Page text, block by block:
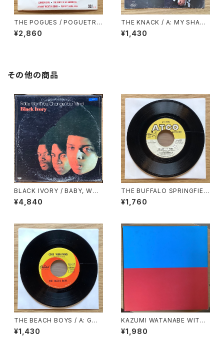
THE POGUES / POGUETRY
IN MOTION
¥2,860
THE KNACK / A: MY SHARO
NA / B: LET ME OUT
¥1,430
その他の商品
BLACK IVORY / BABY, WO
N’T YOU CHANGE YOUR MI
ND
¥4,840
THE BUFFALO SPRINGFIEL
D / A: FOR WHAT IT’S WOR
TH / B: DO I HAVE TO COM
¥1,760
THE BEACH BOYS / A: GOO
D VIBRATIONS / B: LET’S G
O AWAY FOR AWHILE
¥1,430
KAZUMI WATANABE WITH
LYUICHI SAKAMOTO / KYL
YN
¥1,980